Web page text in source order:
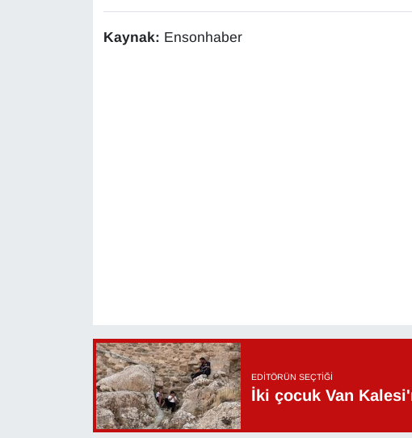
Kaynak: Ensonhaber
EDITÖRÜN SEÇTIĞI
İki çocuk Van